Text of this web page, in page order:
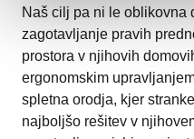
Naš cilj pa ni le oblikovna
zagotavljanje pravih
prostora v njihovih
ergonomskim
spletna orodja, kjer
najboljšo rešitev v